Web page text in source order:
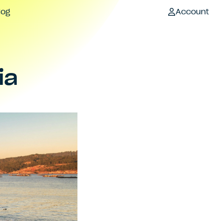
Account